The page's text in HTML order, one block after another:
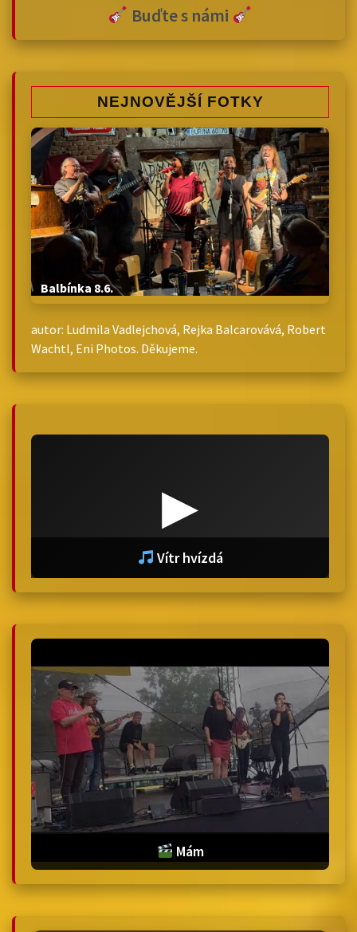
Buďte s námi
NEJNOVĚJŠÍ FOTKY
Balbínka 8.6.
autor: Ludmila Vadlejchová, Rejka Balcarovává, Robert
Wachtl, Eni Photos. Děkujeme.
▶
Vítr hvízdá
Mám